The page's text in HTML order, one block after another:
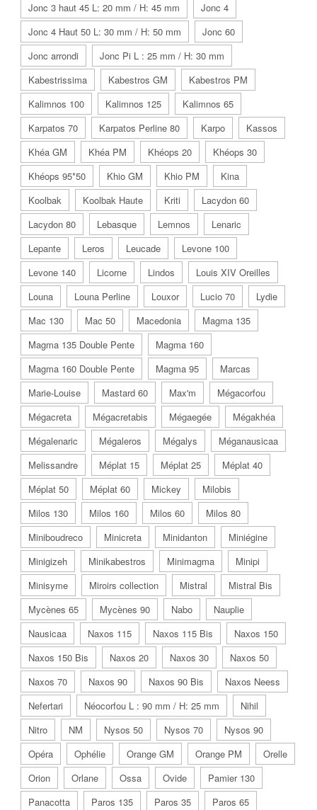
Jonc 3 haut 45 L: 20 mm / H: 45 mm
Jonc 4
Jonc 4 Haut 50 L: 30 mm / H: 50 mm
Jonc 60
Jonc arrondi
Jonc Pi L : 25 mm / H: 30 mm
Kabestrissima
Kabestros GM
Kabestros PM
Kalimnos 100
Kalimnos 125
Kalimnos 65
Karpatos 70
Karpatos Perline 80 Karpo
Kassos
Khéa GM
Khéa PM Khéops 20
Khéops 30
Khéops 95*50
Khio GM Khio PM
Kina
Koolbak
Koolbak Haute Kriti
Lacydon 60
Lacydon 80
Lebasque Lemnos
Lenaric
Lepante
Leros Leucade
Levone 100
Levone 140
Licorne Lindos
Louis XIV Oreilles
Louna
Louna Perline Louxor Lucio 70
Lydie
Mac 130
Mac 50 Macedonia
Magma 135
Magma 135 Double Pente
Magma 160
Magma 160 Double Pente
Magma 95
Marcas
Marie-Louise
Mastard 60 Max'm
Mégacorfou
Mégacreta
Mégacretabis Mégaegée
Mégakhéa
Mégalenaric
Mégaleros Mégalys
Méganausicaa
Melissandre
Méplat 15 Méplat 25
Méplat 40
Méplat 50
Méplat 60 Mickey
Milobis
Milos 130
Milos 160 Milos 60
Milos 80
Miniboudreco
Minicreta Minidanton
Miniégine
Minigizeh
Minikabestros Minimagma
Minipi
Minisyme
Miroirs collection Mistral
Mistral Bis
Mycènes 65
Mycènes 90 Nabo
Nauplie
Nausicaa
Naxos 115 Naxos 115 Bis
Naxos 150
Naxos 150 Bis
Naxos 20 Naxos 30
Naxos 50
Naxos 70
Naxos 90 Naxos 90 Bis
Naxos Neess
Nefertari
Néocorfou L : 90 mm / H: 25 mm
Nihil
Nitro
NM Nysos 50 Nysos 70
Nysos 90
Opéra
Ophélie Orange GM Orange PM
Orelle
Orion
Orlane Ossa Ovide
Pamier 130
Panacotta
Paros 135 Paros 35
Paros 65